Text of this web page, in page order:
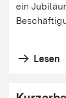
ein
Lesen